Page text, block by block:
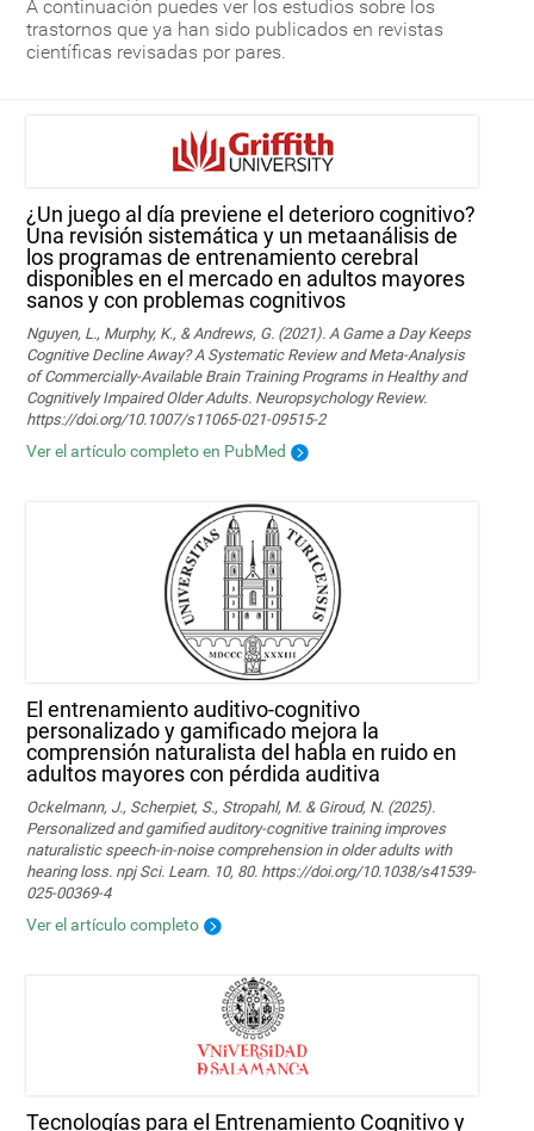
A continuación puedes ver los estudios sobre los
trastornos que ya han sido publicados en revistas
científicas revisadas por pares.
¿Un juego al día previene el deterioro cognitivo?
Una revisión sistemática y un metaanálisis de
los programas de entrenamiento cerebral
disponibles en el mercado en adultos mayores
sanos y con problemas cognitivos
Nguyen, L., Murphy, K., & Andrews, G. (2021). A Game a Day Keeps
Cognitive Decline Away? A Systematic Review and Meta-Analysis
of Commercially-Available Brain Training Programs in Healthy and
Cognitively Impaired Older Adults. Neuropsychology Review.
https://doi.org/10.1007/s11065-021-09515-2
Ver el artículo completo en PubMed
El entrenamiento auditivo-cognitivo
personalizado y gamificado mejora la
comprensión naturalista del habla en ruido en
adultos mayores con pérdida auditiva
Ockelmann, J., Scherpiet, S., Stropahl, M. & Giroud, N. (2025).
Personalized and gamified auditory-cognitive training improves
naturalistic speech-in-noise comprehension in older adults with
hearing loss. npj Sci. Learn. 10, 80. https://doi.org/10.1038/s41539-
025-00369-4
Ver el artículo completo
Tecnologías para el Entrenamiento Cognitivo y